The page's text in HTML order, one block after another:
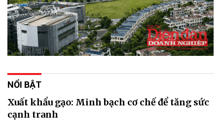
NỔI BẬT
Xuất khẩu gạo: Minh bạch cơ chế để tăng sức
cạnh tranh